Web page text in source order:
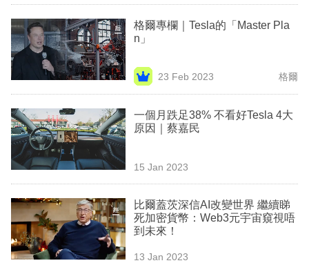
時
事
欄
訂
閱
區
格爾專欄｜Tesla的「Master Pla
n」
23 Feb 2023 格爾
一個月跌足38% 不看好Tesla 4大
原因｜蔡嘉民
15 Jan 2023
比爾蓋茨深信AI改變世界 繼續睇
死加密貨幣：Web3元宇宙窺視唔
到未來！
13 Jan 2023